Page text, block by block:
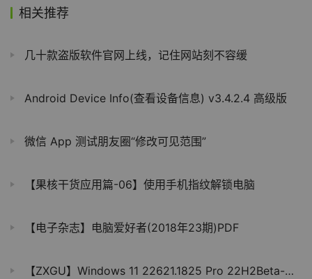
相关推荐
几十款盗版软件官网上线，记住网站刻不容缓
Android Device Info(查看设备信息) v3.4.2.4 高级版
微信 App 测试朋友圈“修改可见范围”
【果核干货应用篇-06】使用手机指纹解锁电脑
【电子杂志】电脑爱好者(2018年23期)PDF
【ZXGU】Windows 11 22621.1825 Pro 22H2Beta-朝气蓬勃